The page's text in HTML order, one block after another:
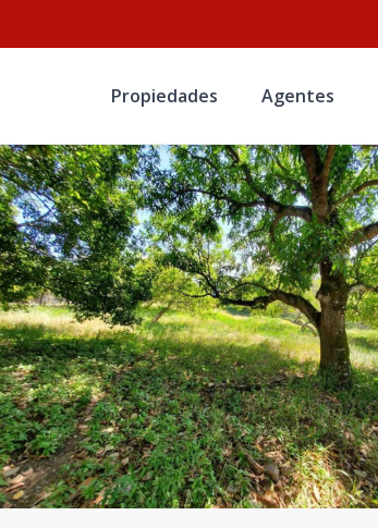
Propiedades Agentes